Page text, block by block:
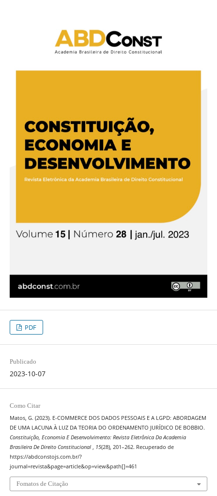
PDF
Publicado
2023-10-07
Como Citar
Matos, G. (2023). E-COMMERCE DOS DADOS PESSOAIS E A LGPD: ABORDAGEM
DE UMA LACUNA À LUZ DA TEORIA DO ORDENAMENTO JURÍDICO DE BOBBIO.
Constituição, Economia E Desenvolvimento: Revista Eletrônica Da Academia
Brasileira De Direito Constitucional , 15(28), 201–262. Recuperado de
https://abdconstojs.com.br/?
journal=revista&page=article&op=view&path[]=461
Fomatos de Citação